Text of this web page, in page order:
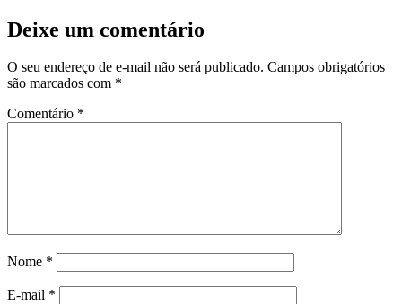
Deixe um comentário
O seu endereço de e-mail não será publicado. Campos obrigatórios
são marcados com *
Comentário *
Nome *
E-mail *